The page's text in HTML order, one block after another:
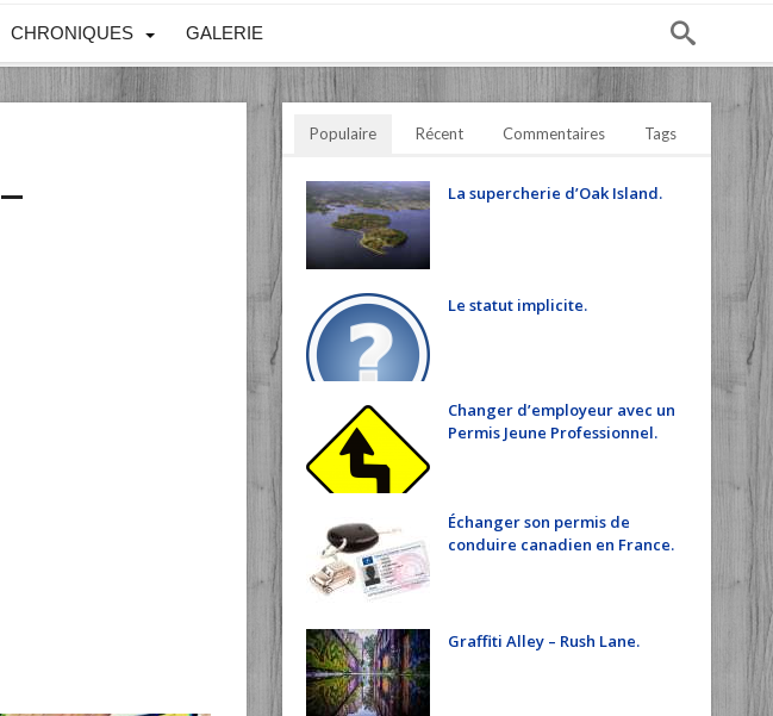
CHRONIQUES GALERIE
Populaire Récent Commentaires Tags
La supercherie d’Oak Island.
Le statut implicite.
Changer d’employeur avec un
Permis Jeune Professionnel.
Échanger son permis de
conduire canadien en France.
Graffiti Alley – Rush Lane.